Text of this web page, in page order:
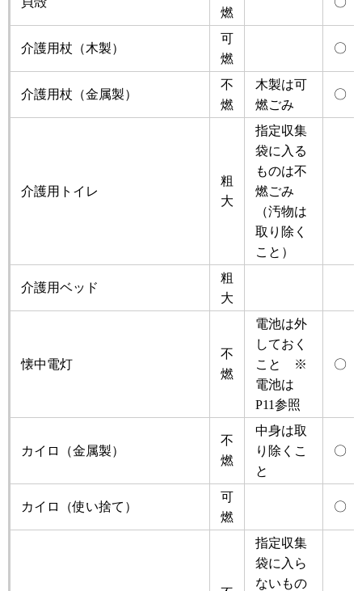
燃
介護用杖（木製）
可
燃
〇
介護用杖（金属製）
不
燃
木製は可
燃ごみ
〇
介護用トイレ
粗
大
指定収集
袋に入る
ものは不
燃ごみ
（汚物は
取り除く
こと）
介護用ベッド
粗
大
懐中電灯
不
燃
電池は外
しておく
こと ※
電池は
P11参照
〇
カイロ（金属製）
不
燃
中身は取
り除くこ
と
〇
カイロ（使い捨て）
可
燃
〇
指定収集
袋に入ら
ないもの